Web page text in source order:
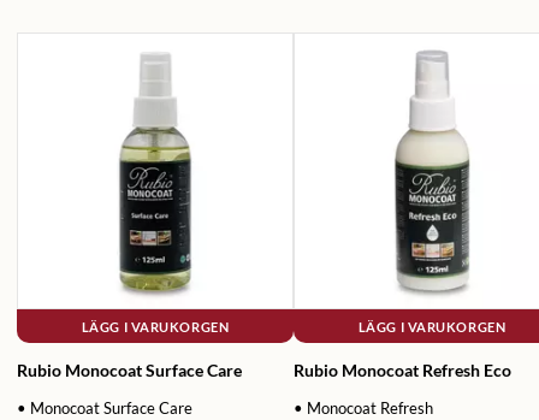
LÄGG I VARUKORGEN
Rubio Monocoat Surface Care
• Monocoat Surface Care
LÄGG I VARUKORGEN
Rubio Monocoat Refresh Eco
• Monocoat Refresh